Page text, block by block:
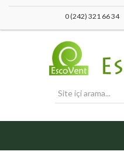
0 (242) 321 66 34